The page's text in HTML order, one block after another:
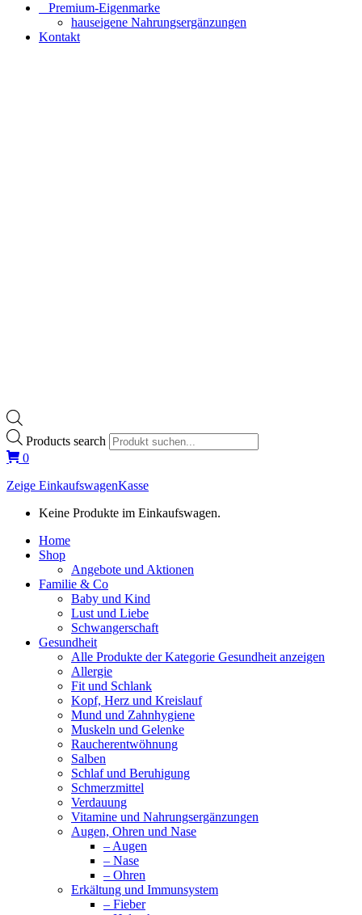
⠀​Premium-Eigenmarke
hauseigene Nahrungsergänzungen
Kontakt
Products search
0
Zeige EinkaufswagenKasse
Keine Produkte im Einkaufswagen.
Home
Shop
Angebote und Aktionen
Familie & Co
Baby und Kind
Lust und Liebe
Schwangerschaft
Gesundheit
Alle Produkte der Kategorie Gesundheit anzeigen
Allergie
Fit und Schlank
Kopf, Herz und Kreislauf
Mund und Zahnhygiene
Muskeln und Gelenke
Raucherentwöhnung
Salben
Schlaf und Beruhigung
Schmerzmittel
Verdauung
Vitamine und Nahrungsergänzungen
Augen, Ohren und Nase
– Augen
– Nase
– Ohren
Erkältung und Immunsystem
– Fieber